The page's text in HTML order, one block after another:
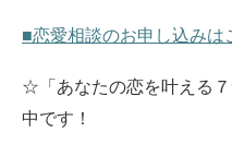
■恋愛相談のお申し込みは
☆「あなたの恋を叶える
中です！